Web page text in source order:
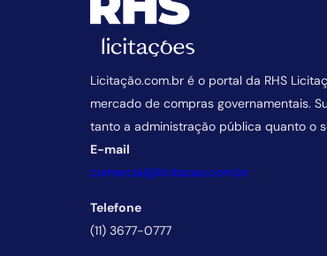
Licitação.com.br é o portal da RHS
mercado de compras governamentais.
tanto a administração pública quanto o
E-mail
comercial@licitacao.com.br
Telefone
(11) 3677-0777